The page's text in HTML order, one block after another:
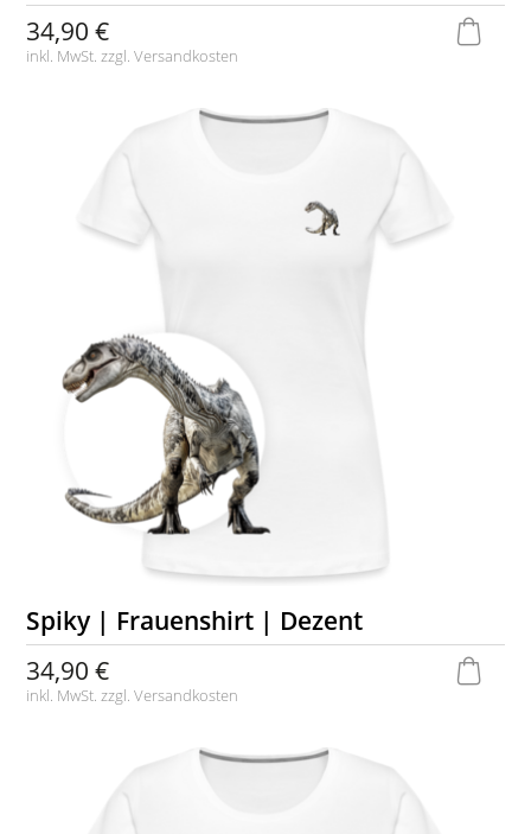
34,90 €
inkl. MwSt. zzgl.Versandkosten
Spiky | Frauenshirt | Dezent
34,90 €
inkl. MwSt. zzgl.Versandkosten